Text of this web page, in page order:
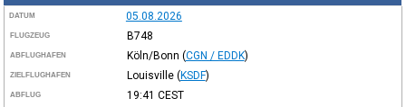
DATUM 05.08.2026
FLUGZEUG B748
ABFLUGHAFEN Köln/Bonn (CGN / EDDK)
ZIELFLUGHAFEN Louisville (KSDF)
ABFLUG 19:41 CEST